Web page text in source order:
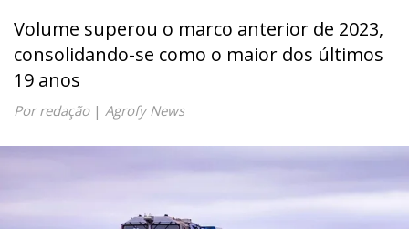
Volume superou o marco anterior de 2023,
consolidando-se como o maior dos últimos
19 anos
Por redação| Agrofy News